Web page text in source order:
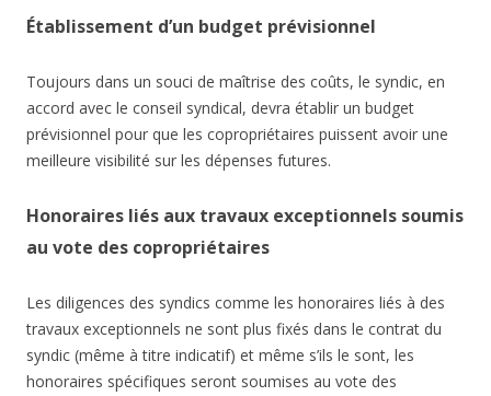
Établissement d’un budget prévisionnel
Toujours dans un souci de maîtrise des coûts, le syndic, en
accord avec le conseil syndical, devra établir un budget
prévisionnel pour que les copropriétaires puissent avoir une
meilleure visibilité sur les dépenses futures.
Honoraires liés aux travaux exceptionnels soumis
au vote des copropriétaires
Les diligences des syndics comme les honoraires liés à des
travaux exceptionnels ne sont plus fixés dans le contrat du
syndic (même à titre indicatif) et même s’ils le sont, les
honoraires spécifiques seront soumises au vote des